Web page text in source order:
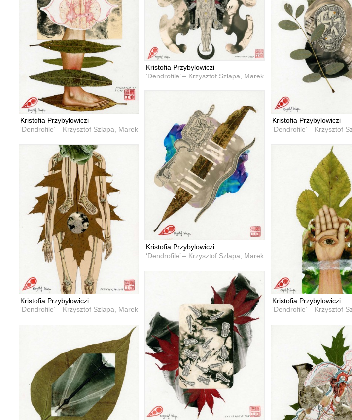
Kristofia Przybylowiczi
‘Dendrofile’ – Krzysztof Szlapa, Marek Przybyła
Kristofia Przybylowiczi
‘Dendrofile’ – Krzysztof Szlapa, Marek Przybyła
Kristofia Przybylowiczi
‘Dendrofile’ – Krzysztof
Kristofia Przybylowiczi
‘Dendrofile’ – Krzysztof Szlapa, Marek Przybyła
Kristofia Przybylowiczi
‘Dendrofile’ – Krzysztof Szlapa, Marek Przybyła
Kristofia Przybylowiczi
‘Dendrofile’ – Krzysztof